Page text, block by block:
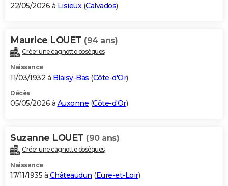
BONS PLANS
Carte de Noël
Carte Bonne année
Carte Saint-Valentin
Carte Pâques
Carte d'anniversaire
DICTIONNAIRE
Dictionnaire
Biographies
Citations
Expressions
Proverbes
PROGRAMME TV
S'inscrire
Se connecter
Lycées
Collèges
Primaires
Universités
Entreprises
Service militaire
Avis de recherche
AVIS DE DÉCÈS
Bricolage
Lifestyle
Culture
Sport
Auto
Television
Voyage
Cinema
22/05/2026 à Lisieux(Calvados)
Maurice LOUET (94 ans)
Créer une cagnotte obsèques
Naissance
11/03/1932 à Blaisy-Bas (Côte-d'Or)
Décès
05/05/2026 à Auxonne (Côte-d'Or)
Suzanne LOUET (90 ans)
Créer une cagnotte obsèques
Naissance
17/11/1935 à Châteaudun (Eure-et-Loir)